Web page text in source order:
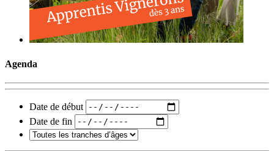
Agenda
Date de début
Date de fin